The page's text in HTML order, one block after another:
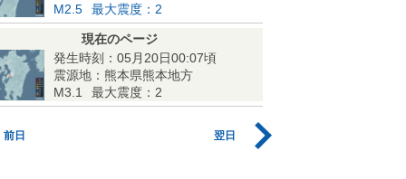
M2.5
最大震度：2
現在のページ
発生時刻：05月20日00:07頃
震源地：熊本県熊本地方
M3.1
最大震度：2
前日 翌日